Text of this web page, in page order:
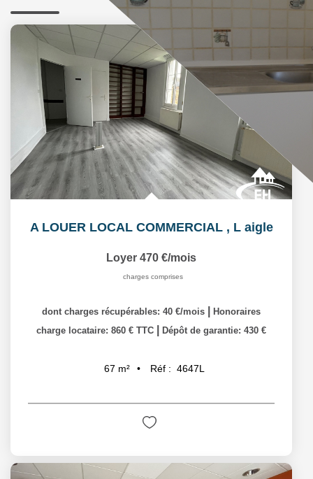
A LOUER LOCAL COMMERCIAL , L aigle
Loyer 470 €/mois
charges comprises
dont charges récupérables: 40 €/mois
Honoraires
charge locataire: 860 € TTC
Dépôt de garantie: 430 €
67 m² Réf : 4647L